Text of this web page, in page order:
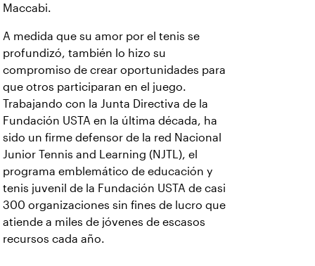
Maccabi.
A medida que su amor por el tenis se
profundizó, también lo hizo su
compromiso de crear oportunidades para
que otros participaran en el juego.
Trabajando con la Junta Directiva de la
Fundación USTA en la última década, ha
sido un firme defensor de la red Nacional
Junior Tennis and Learning (NJTL), el
programa emblemático de educación y
tenis juvenil de la Fundación USTA de casi
300 organizaciones sin fines de lucro que
atiende a miles de jóvenes de escasos
recursos cada año.